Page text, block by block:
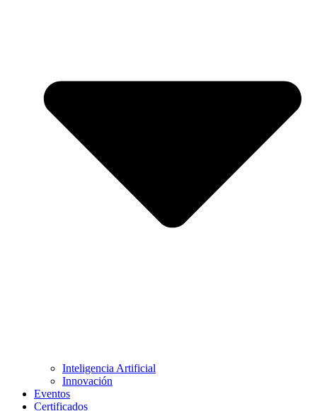
Inteligencia Artificial
Innovación
Eventos
Certificados